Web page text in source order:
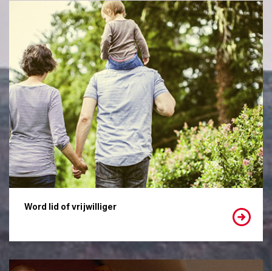
Word lid of vrijwilliger